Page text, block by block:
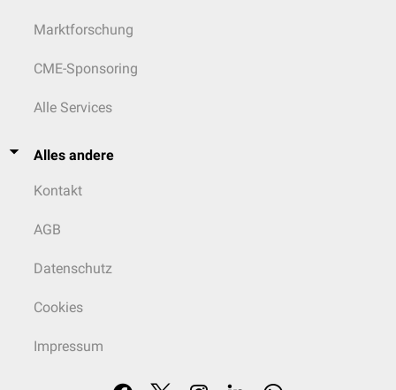
Marktforschung
CME-Sponsoring
Alle Services
Alles andere
Kontakt
AGB
Datenschutz
Cookies
Impressum